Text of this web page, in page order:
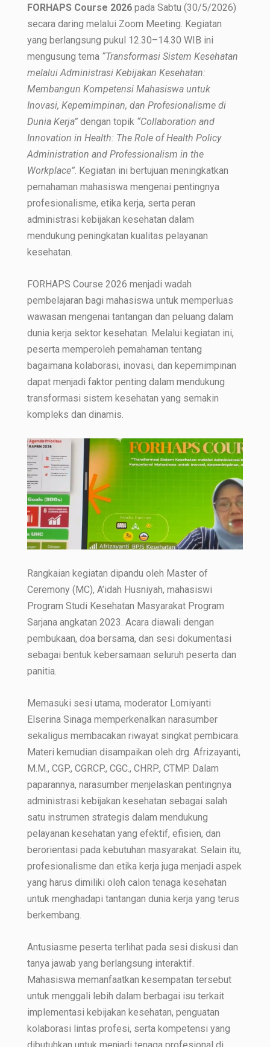
FORHAPS Course 2026 pada Sabtu (30/5/2026)
secara daring melalui Zoom Meeting. Kegiatan
yang berlangsung pukul 12.30–14.30 WIB ini
mengusung tema “Transformasi Sistem Kesehatan
melalui Administrasi Kebijakan Kesehatan:
Membangun Kompetensi Mahasiswa untuk
Inovasi, Kepemimpinan, dan Profesionalisme di
Dunia Kerja” dengan topik “Collaboration and
Innovation in Health: The Role of Health Policy
Administration and Professionalism in the
Workplace”. Kegiatan ini bertujuan meningkatkan
pemahaman mahasiswa mengenai pentingnya
profesionalisme, etika kerja, serta peran
administrasi kebijakan kesehatan dalam
mendukung peningkatan kualitas pelayanan
kesehatan.
FORHAPS Course 2026 menjadi wadah
pembelajaran bagi mahasiswa untuk memperluas
wawasan mengenai tantangan dan peluang dalam
dunia kerja sektor kesehatan. Melalui kegiatan ini,
peserta memperoleh pemahaman tentang
bagaimana kolaborasi, inovasi, dan kepemimpinan
dapat menjadi faktor penting dalam mendukung
transformasi sistem kesehatan yang semakin
kompleks dan dinamis.
Rangkaian kegiatan dipandu oleh Master of
Ceremony (MC), A’idah Husniyah, mahasiswi
Program Studi Kesehatan Masyarakat Program
Sarjana angkatan 2023. Acara diawali dengan
pembukaan, doa bersama, dan sesi dokumentasi
sebagai bentuk kebersamaan seluruh peserta dan
panitia.
Memasuki sesi utama, moderator Lomiyanti
Elserina Sinaga memperkenalkan narasumber
sekaligus membacakan riwayat singkat pembicara.
Materi kemudian disampaikan oleh drg. Afrizayanti,
M.M., CGP., CGRCP., CGC., CHRP., CTMP. Dalam
paparannya, narasumber menjelaskan pentingnya
administrasi kebijakan kesehatan sebagai salah
satu instrumen strategis dalam mendukung
pelayanan kesehatan yang efektif, efisien, dan
berorientasi pada kebutuhan masyarakat. Selain itu,
profesionalisme dan etika kerja juga menjadi aspek
yang harus dimiliki oleh calon tenaga kesehatan
untuk menghadapi tantangan dunia kerja yang terus
berkembang.
Antusiasme peserta terlihat pada sesi diskusi dan
tanya jawab yang berlangsung interaktif.
Mahasiswa memanfaatkan kesempatan tersebut
untuk menggali lebih dalam berbagai isu terkait
implementasi kebijakan kesehatan, penguatan
kolaborasi lintas profesi, serta kompetensi yang